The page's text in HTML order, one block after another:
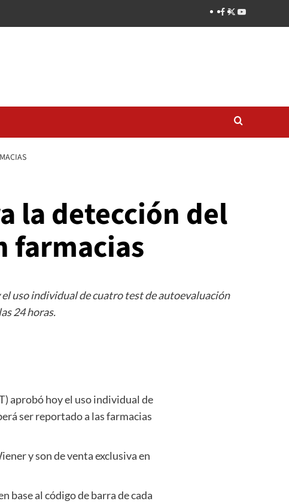
la detección del
farmacias
uso individual de cuatro test de autoevaluación
24 horas.
aprobó hoy el uso individual de
ser reportado a las farmacias
y son de venta exclusiva en
base al código de barra de cada